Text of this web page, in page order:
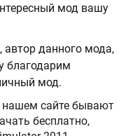
мод вашу
данного мода,
благодарим
мод.
бесплатно,